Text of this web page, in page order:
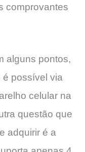
comprovantes
alguns pontos,
é possível via
celular na
questão que
adquirir é a